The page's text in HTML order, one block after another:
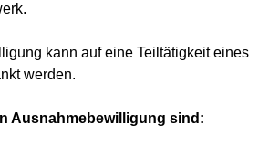
kann auf eine Teiltätigkeit eines
werden.
Ausnahmebewilligung sind: